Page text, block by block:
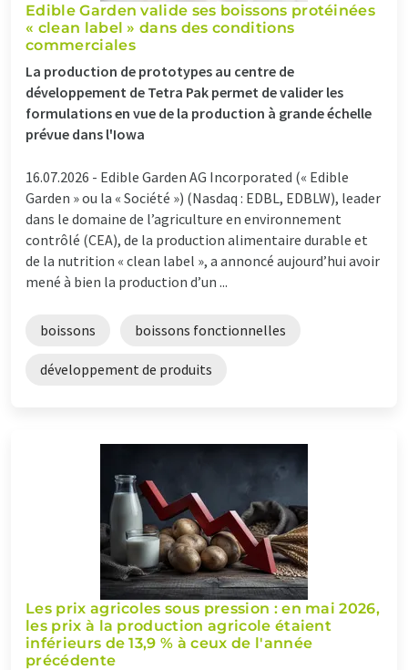
Edible Garden valide ses boissons protéinées
« clean label » dans des conditions
commerciales
La production de prototypes au centre de
développement de Tetra Pak permet de valider les
formulations en vue de la production à grande échelle
prévue dans l'Iowa
16.07.2026 - Edible Garden AG Incorporated (« Edible
Garden » ou la « Société ») (Nasdaq : EDBL, EDBLW), leader
dans le domaine de l’agriculture en environnement
contrôlé (CEA), de la production alimentaire durable et
de la nutrition « clean label », a annoncé aujourd’hui avoir
mené à bien la production d’un ...
boissons boissons fonctionnelles
développement de produits
Les prix agricoles sous pression : en mai 2026,
les prix à la production agricole étaient
inférieurs de 13,9 % à ceux de l'année
précédente